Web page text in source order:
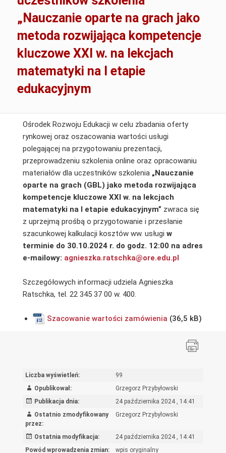
„Nauczanie oparte na grach jako
metoda rozwijająca kompetencje
kluczowe XXI w. na lekcjach
matematyki na I etapie
edukacyjnym
Ośrodek Rozwoju Edukacji w celu zbadania oferty
rynkowej oraz oszacowania wartości usługi
polegającej na przygotowaniu prezentacji,
przeprowadzeniu szkolenia online oraz opracowaniu
materiałów dla uczestników szkolenia „Nauczanie
oparte na grach (GBL) jako metoda rozwijająca
kompetencje kluczowe XXI w. na lekcjach
matematyki na I etapie edukacyjnym” zwraca się
z uprzejmą prośbą o przygotowanie i przesłanie
szacunkowej kalkulacji kosztów ww. usługi w
terminie do 30.10.2024 r. do godz. 12:00 na adres
e-mailowy: agnieszka.ratschka@ore.edu.pl
Szczegółowych informacji udziela Agnieszka
Ratschka, tel. 22 345 37 00 w. 400.
Szacowanie wartości zamówienia
Liczba wyświetleń:
99
Opublikował:
Grzegorz Przybyłowski
Publikacja dnia:
24 października 2024 , 14:41
Ostatnio zmodyfikowany
przez:
Grzegorz Przybyłowski
Ostatnia modyfikacja:
24 października 2024 , 14:41
Powód wprowadzenia zmian:
wpis oryginalny